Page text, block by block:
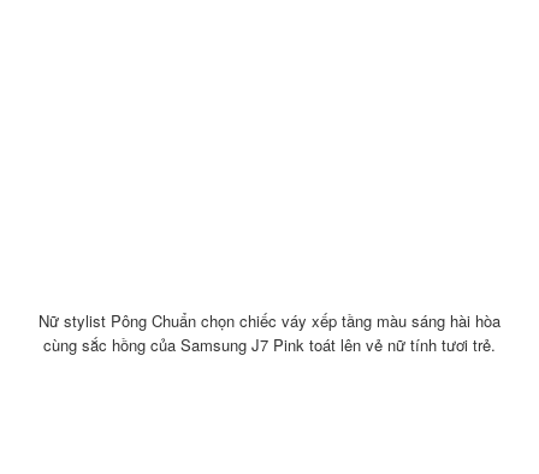
Nữ stylist Pông Chuẩn chọn chiếc váy xếp tầng màu sáng hài hòa
cùng sắc hồng của Samsung J7 Pink toát lên vẻ nữ tính tươi trẻ.